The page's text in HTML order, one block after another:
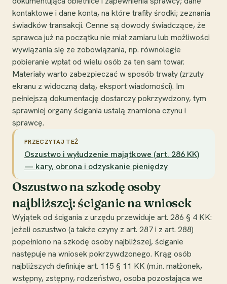
kontaktowe i dane konta, na które trafiły środki; zeznania
świadków transakcji. Cenne są dowody świadczące, że
sprawca już na początku nie miał zamiaru lub możliwości
wywiązania się ze zobowiązania, np. równoległe
pobieranie wpłat od wielu osób za ten sam towar.
Materiały warto zabezpieczać w sposób trwały (zrzuty
ekranu z widoczną datą, eksport wiadomości). Im
pełniejszą dokumentację dostarczy pokrzywdzony, tym
sprawniej organy ścigania ustalą znamiona czynu i
sprawcę.
PRZECZYTAJ TEŻ
Oszustwo i wyłudzenie majątkowe (art. 286 KK)
— kary, obrona i odzyskanie pieniędzy
Oszustwo na szkodę osoby
najbliższej: ściganie na wniosek
Wyjątek od ścigania z urzędu przewiduje art. 286 § 4 KK:
jeżeli oszustwo (a także czyny z art. 287 i z art. 288)
popełniono na szkodę osoby najbliższej, ściganie
następuje na wniosek pokrzywdzonego. Krąg osób
najbliższych definiuje art. 115 § 11 KK (m.in. małżonek,
wstępny, zstępny, rodzeństwo, osoba pozostająca we